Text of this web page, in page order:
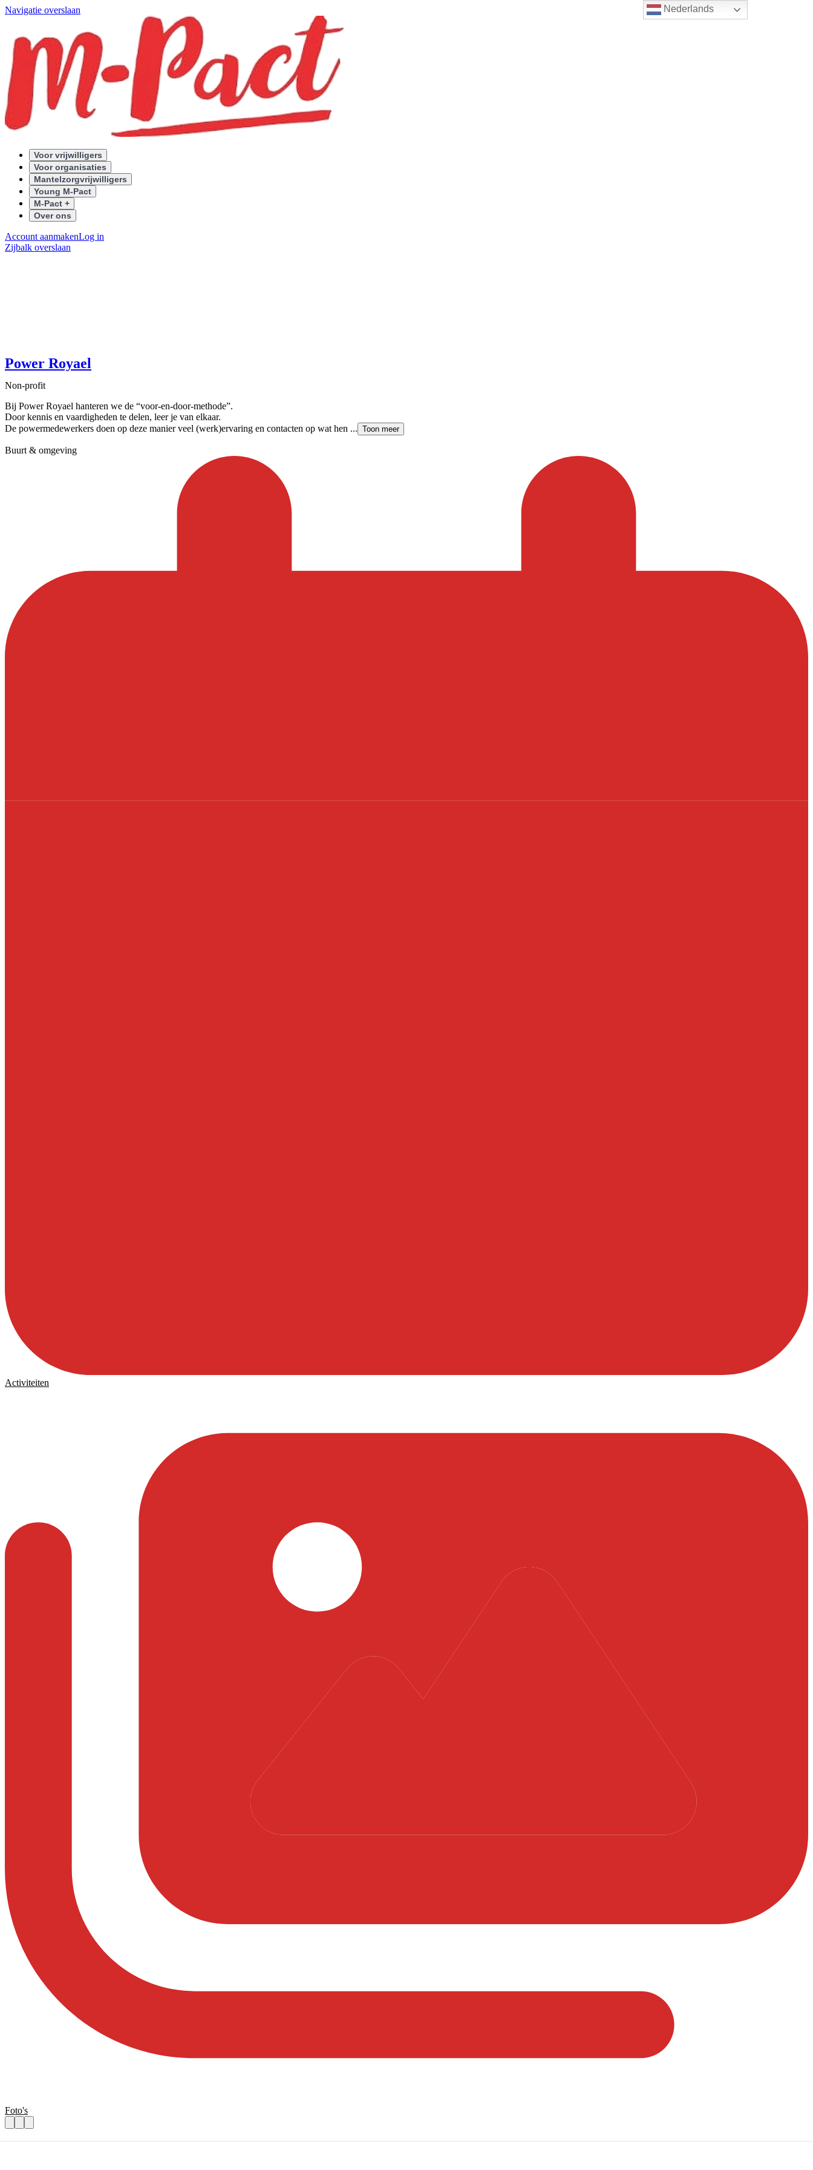
Nederlands
Navigatie overslaan
Voor vrijwilligers
Voor organisaties
Mantelzorgvrijwilligers
Young M-Pact
M-Pact +
Over ons
Account aanmakenLog in
Zijbalk overslaan
Power Royael
Non-profit
Bij Power Royael hanteren we de “voor-en-door-methode”.
Door kennis en vaardigheden te delen, leer je van elkaar.
De powermedewerkers doen op deze manier veel (werk)ervaring en contacten op wat hen ... Toon meer
Buurt & omgeving
Activiteiten
Foto's